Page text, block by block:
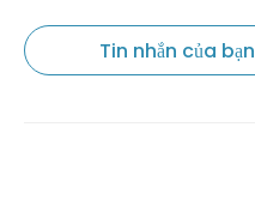
Tin nhắn của bạn